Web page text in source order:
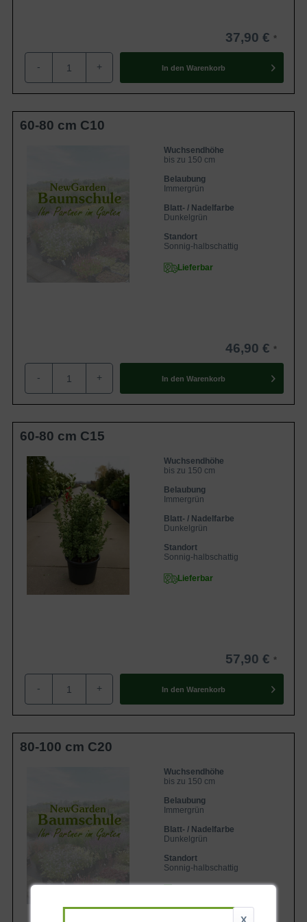
37,90 €
- + In den Warenkorb
60-80 cm C10
Wuchsendhöhe
bis zu 150 cm
Belaubung
Immergrün
Blatt- / Nadelfarbe
Dunkelgrün
Standort
Sonnig-halbschattig
Lieferbar
46,90 €
- + In den Warenkorb
60-80 cm C15
Wuchsendhöhe
bis zu 150 cm
Belaubung
Immergrün
Blatt- / Nadelfarbe
Dunkelgrün
Standort
Sonnig-halbschattig
Lieferbar
57,90 €
- + In den Warenkorb
80-100 cm C20
Wuchsendhöhe
bis zu 150 cm
Belaubung
Immergrün
Blatt- / Nadelfarbe
Dunkelgrün
Standort
Sonnig-halbschattig